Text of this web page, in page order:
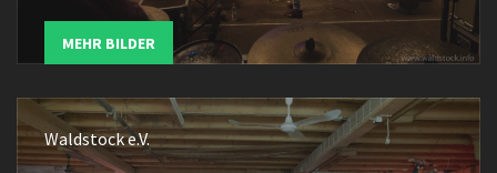
MEHR BILDER
Waldstock e.V.